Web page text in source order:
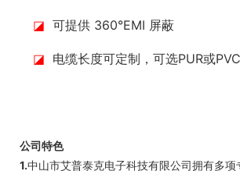
◪ 可提供 360°EMI 屏蔽
◪ 电缆长度可定制，可选PUR或PVC
公司特色
1.中山市艾普泰克电子科技有限公司拥有多项